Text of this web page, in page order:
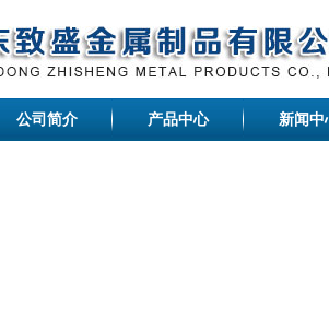
公司简介 产品中心 新闻中